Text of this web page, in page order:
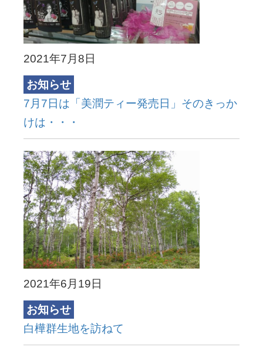
2021年7月8日
お知らせ
7月7日は「美潤ティー発売日」そのきっか
けは・・・
2021年6月19日
お知らせ
白樺群生地を訪ねて